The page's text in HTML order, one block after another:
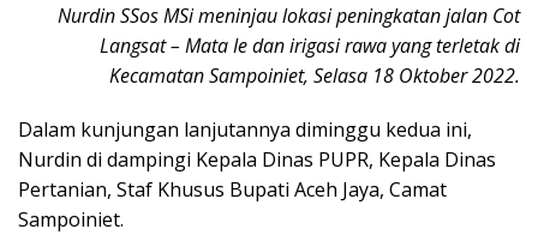
Nurdin SSos MSi meninjau lokasi peningkatan jalan Cot
Langsat – Mata Ie dan irigasi rawa yang terletak di
Kecamatan Sampoiniet, Selasa 18 Oktober 2022.
Dalam kunjungan lanjutannya diminggu kedua ini,
Nurdin di dampingi Kepala Dinas PUPR, Kepala Dinas
Pertanian, Staf Khusus Bupati Aceh Jaya, Camat
Sampoiniet.